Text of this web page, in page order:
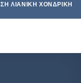
ΛΙΑΝΙΚΗ ΧΟΝΔΡΙΚΗ